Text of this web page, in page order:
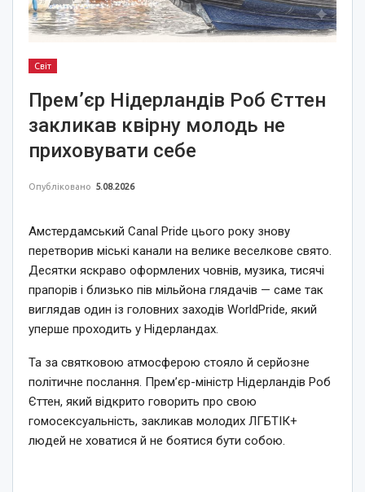
Світ
Прем’єр Нідерландів Роб Єттен
закликав квірну молодь не
приховувати себе
Опубліковано 5.08.2026
Амстердамський Canal Pride цього року знову
перетворив міські канали на велике веселкове свято.
Десятки яскраво оформлених човнів, музика, тисячі
прапорів і близько пів мільйона глядачів — саме так
виглядав один із головних заходів WorldPride, який
уперше проходить у Нідерландах.
Та за святковою атмосферою стояло й серйозне
політичне послання. Прем’єр-міністр Нідерландів Роб
Єттен, який відкрито говорить про свою
гомосексуальність, закликав молодих ЛГБТІК+
людей не ховатися й не боятися бути собою.